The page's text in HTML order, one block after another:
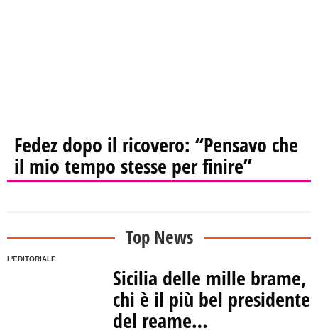
Fedez dopo il ricovero: “Pensavo che
il mio tempo stesse per finire”
Top News
L'EDITORIALE
Sicilia delle mille brame,
chi è il più bel presidente
del reame…